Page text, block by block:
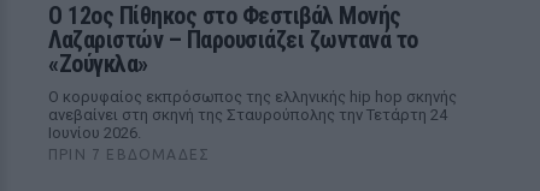
Ο 12ος Πίθηκος στο Φεστιβάλ Μονής
Λαζαριστών – Παρουσιάζει ζωντανά το
«Ζούγκλα»
Ο κορυφαίος εκπρόσωπος της ελληνικής hip hop σκηνής
ανεβαίνει στη σκηνή της Σταυρούπολης την Τετάρτη 24
Ιουνίου 2026.
ΠΡΙΝ 7 ΕΒΔΟΜΆΔΕΣ